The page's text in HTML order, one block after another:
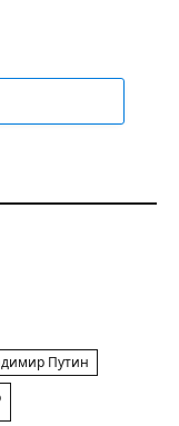
Путин